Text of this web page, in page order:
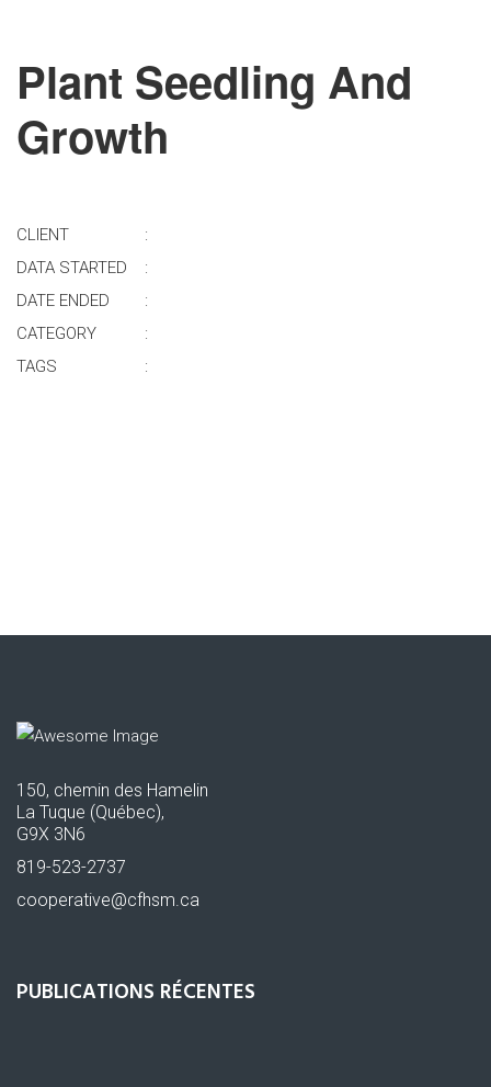
Plant Seedling And
Growth
CLIENT
DATA STARTED
DATE ENDED
CATEGORY
TAGS
150, chemin des Hamelin
La Tuque (Québec),
G9X 3N6
819-523-2737
cooperative@cfhsm.ca
PUBLICATIONS RÉCENTES